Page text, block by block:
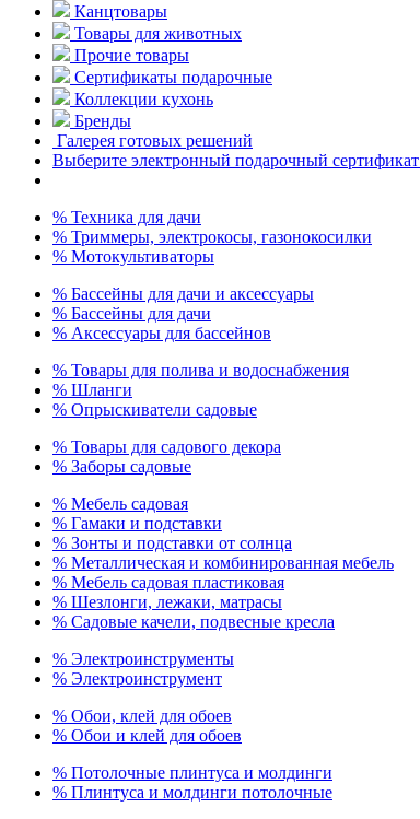
Канцтовары
Товары для животных
Прочие товары
Сертификаты подарочные
Коллекции кухонь
Бренды
Галерея готовых решений
Выберите электронный подарочный сертификат
% Техника для дачи
% Триммеры, электрокосы, газонокосилки
% Мотокультиваторы
% Бассейны для дачи и аксессуары
% Бассейны для дачи
% Аксессуары для бассейнов
% Товары для полива и водоснабжения
% Шланги
% Опрыскиватели садовые
% Товары для садового декора
% Заборы садовые
% Мебель садовая
% Гамаки и подставки
% Зонты и подставки от солнца
% Металлическая и комбинированная мебель
% Мебель садовая пластиковая
% Шезлонги, лежаки, матрасы
% Садовые качели, подвесные кресла
% Электроинструменты
% Электроинструмент
% Обои, клей для обоев
% Обои и клей для обоев
% Потолочные плинтуса и молдинги
% Плинтуса и молдинги потолочные